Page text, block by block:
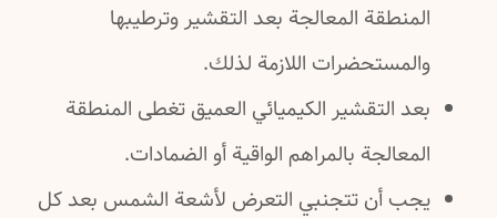
المنطقة المعالجة بعد التقشير وترطيبها
والمستحضرات اللازمة لذلك.
بعد التقشير الكيميائي العميق تغطى المنطقة
المعالجة بالمراهم الواقية أو الضمادات.
يجب أن تتجنبي التعرض لأشعة الشمس بعد كل